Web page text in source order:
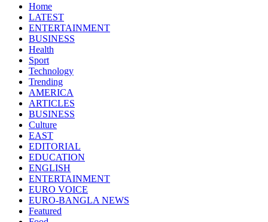
Home
LATEST
ENTERTAINMENT
BUSINESS
Health
Sport
Technology
Trending
AMERICA
ARTICLES
BUSINESS
Culture
EAST
EDITORIAL
EDUCATION
ENGLISH
ENTERTAINMENT
EURO VOICE
EURO-BANGLA NEWS
Featured